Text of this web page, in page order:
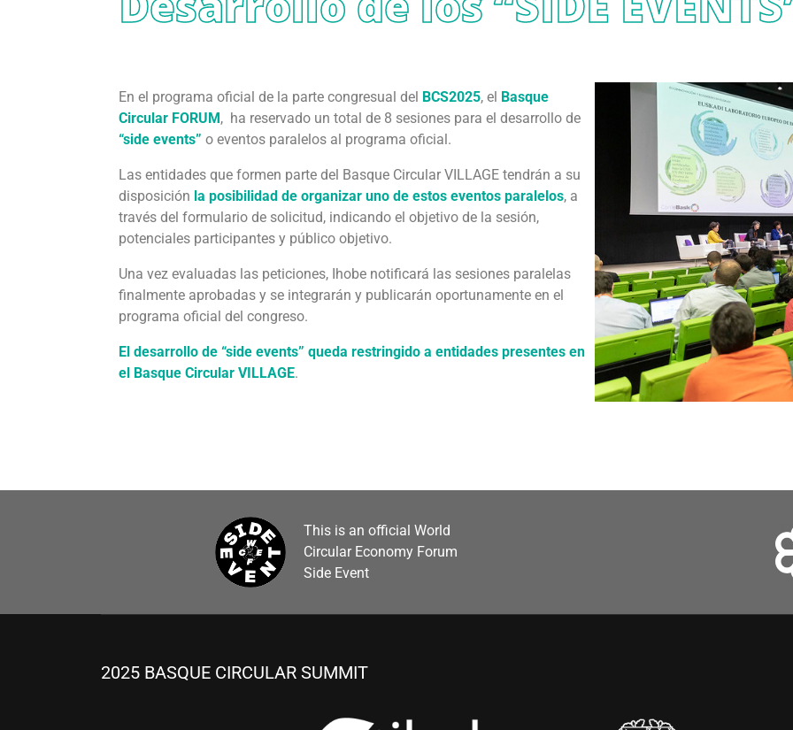
En el programa oficial de la parte congresual del BCS2025, el Basque
Circular FORUM, ha reservado un total de 8 sesiones para el desarrollo de
“side events” o eventos paralelos al programa oficial.
Las entidades que formen parte del Basque Circular VILLAGE tendrán a su
disposición la posibilidad de organizar uno de estos eventos paralelos, a
través del formulario de solicitud, indicando el objetivo de la sesión,
potenciales participantes y público objetivo.
Una vez evaluadas las peticiones, Ihobe notificará las sesiones paralelas
finalmente aprobadas y se integrarán y publicarán oportunamente en el
programa oficial del congreso.
El desarrollo de “side events” queda restringido a entidades presentes en
el Basque Circular VILLAGE.
This is an official World
Circular Economy Forum
Side Event
2025 BASQUE CIRCULAR SUMMIT